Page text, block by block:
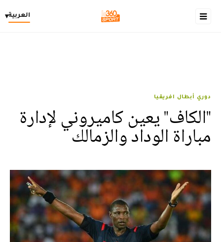
العربية▾
دوري أبطال افريقيا
"الكاف" يعين كاميروني لإدارة
مباراة الوداد والزمالك